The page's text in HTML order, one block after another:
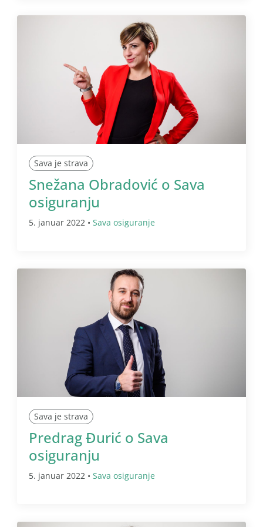
Sava je strava
Snežana Obradović o Sava
osiguranju
5. januar 2022 • Sava osiguranje
Sava je strava
Predrag Đurić o Sava
osiguranju
5. januar 2022 • Sava osiguranje